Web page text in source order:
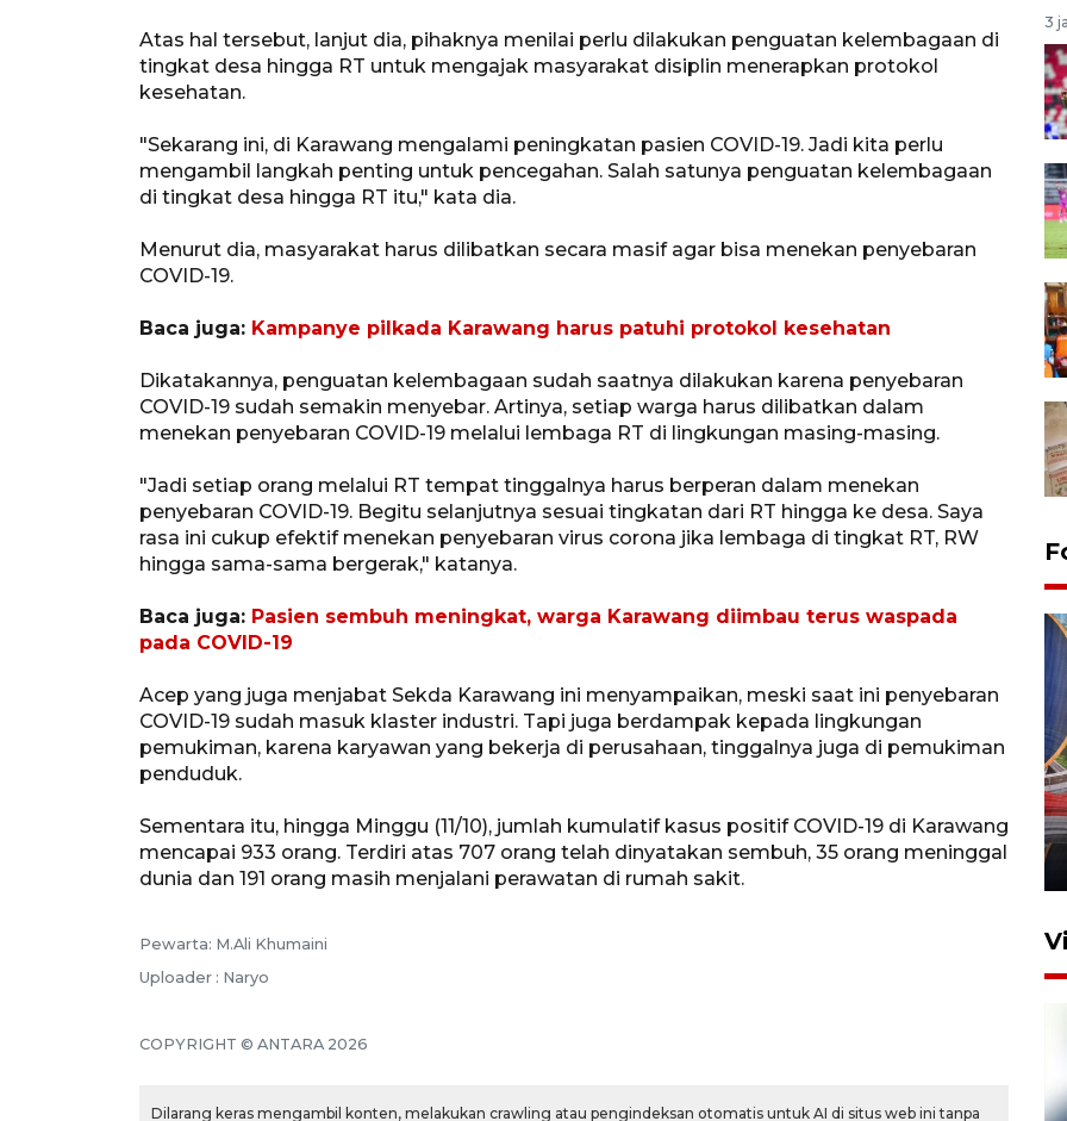
Atas hal tersebut, lanjut dia, pihaknya menilai perlu dilakukan penguatan kelembagaan di
tingkat desa hingga RT untuk mengajak masyarakat disiplin menerapkan protokol
kesehatan.
"Sekarang ini, di Karawang mengalami peningkatan pasien COVID-19. Jadi kita perlu
mengambil langkah penting untuk pencegahan. Salah satunya penguatan kelembagaan
di tingkat desa hingga RT itu," kata dia.
Menurut dia, masyarakat harus dilibatkan secara masif agar bisa menekan penyebaran
COVID-19.
Baca juga: Kampanye pilkada Karawang harus patuhi protokol kesehatan
Dikatakannya, penguatan kelembagaan sudah saatnya dilakukan karena penyebaran
COVID-19 sudah semakin menyebar. Artinya, setiap warga harus dilibatkan dalam
menekan penyebaran COVID-19 melalui lembaga RT di lingkungan masing-masing.
"Jadi setiap orang melalui RT tempat tinggalnya harus berperan dalam menekan
penyebaran COVID-19. Begitu selanjutnya sesuai tingkatan dari RT hingga ke desa. Saya
rasa ini cukup efektif menekan penyebaran virus corona jika lembaga di tingkat RT, RW
hingga sama-sama bergerak," katanya.
Baca juga: Pasien sembuh meningkat, warga Karawang diimbau terus waspada
pada COVID-19
Acep yang juga menjabat Sekda Karawang ini menyampaikan, meski saat ini penyebaran
COVID-19 sudah masuk klaster industri. Tapi juga berdampak kepada lingkungan
pemukiman, karena karyawan yang bekerja di perusahaan, tinggalnya juga di pemukiman
penduduk.
Sementara itu, hingga Minggu (11/10), jumlah kumulatif kasus positif COVID-19 di Karawang
mencapai 933 orang. Terdiri atas 707 orang telah dinyatakan sembuh, 35 orang meninggal
dunia dan 191 orang masih menjalani perawatan di rumah sakit.
Pewarta: M.Ali Khumaini
Uploader : Naryo
COPYRIGHT © ANTARA 2026
Dilarang keras mengambil konten, melakukan crawling atau pengindeksan otomatis untuk AI di situs web ini tanpa
3
Stasiun Bogor
12 Juni 2026 18:49